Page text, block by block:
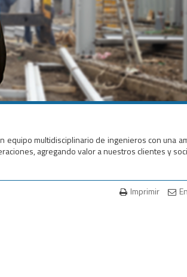
multidisciplinario de ingenieros con una
agregando valor a nuestros clientes y
Imprimir